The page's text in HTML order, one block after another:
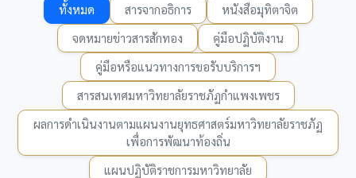
ทั้งหมด สารจากอธิการ
หนังสือมุทิตาจิต
จดหมายข่าวสารสักทอง
คู่มือปฏิบัติงาน
คู่มือหรือแนวทางการขอรับบริการฯ
สารสนเทศมหาวิทยาลัยราชภัฏกำแพงเพชร
ผลการดำเนินงานตามแผนงานยุทธศาสตร์มหาวิทยาลัยราชภัฏ
เพื่อการพัฒนาท้องถิ่น
แผนปฏิบัติราชการมหาวิทยาลัย